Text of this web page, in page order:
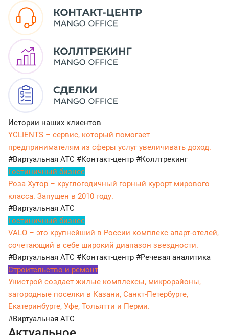
Истории наших клиентов
YCLIENTS – сервис, который помогает
предпринимателям из сферы услуг увеличивать доход.
#Виртуальная АТС #Контакт-центр #Коллтрекинг
Гостиничный бизнес
Роза Хутор – круглогодичный горный курорт мирового
класса. Запущен в 2010 году.
#Виртуальная АТС
Гостиничный бизнес
VALO – это крупнейший в России комплекс апарт-отелей,
сочетающий в себе широкий диапазон звездности.
#Виртуальная АТС #Контакт-центр #Речевая аналитика
Строительство и ремонт
Унистрой создает жилые комплексы, микрорайоны,
загородные поселки в Казани, Санкт-Петербурге,
Екатеринбурге, Уфе, Тольятти и Перми.
#Виртуальная АТС